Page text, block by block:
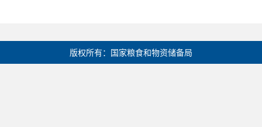
版权所有：国家粮食和物资储备局